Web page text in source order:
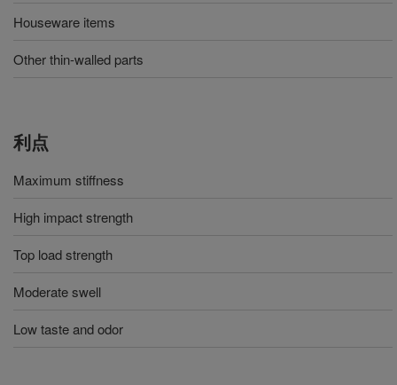
Houseware items
Other thin-walled parts
利点
Maximum stiffness
High impact strength
Top load strength
Moderate swell
Low taste and odor